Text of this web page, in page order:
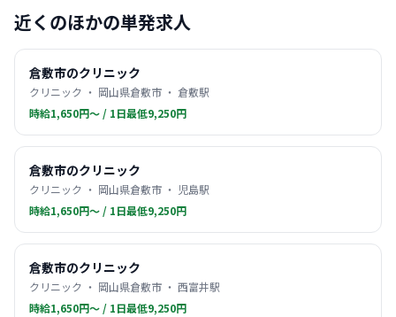
近くのほかの単発求人
倉敷市のクリニック
クリニック ・ 岡山県倉敷市 ・ 倉敷駅
時給1,650円〜 / 1日最低9,250円
倉敷市のクリニック
クリニック ・ 岡山県倉敷市 ・ 児島駅
時給1,650円〜 / 1日最低9,250円
倉敷市のクリニック
クリニック ・ 岡山県倉敷市 ・ 西富井駅
時給1,650円〜 / 1日最低9,250円